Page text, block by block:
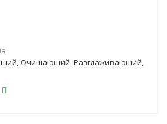
Очищающий, Разглаживающий,